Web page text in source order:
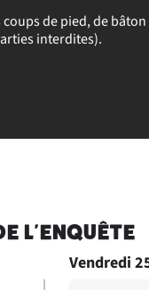
de pied, de bâton
interdites).
L'ENQUÊTE
Vendredi